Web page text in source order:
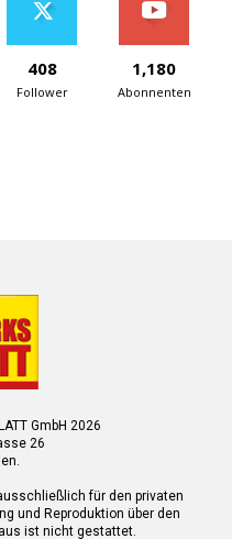
408
Follower
1,180
Abonnenten
GmbH 2026
26
für den privaten
und Reproduktion über den
ist nicht gestattet.